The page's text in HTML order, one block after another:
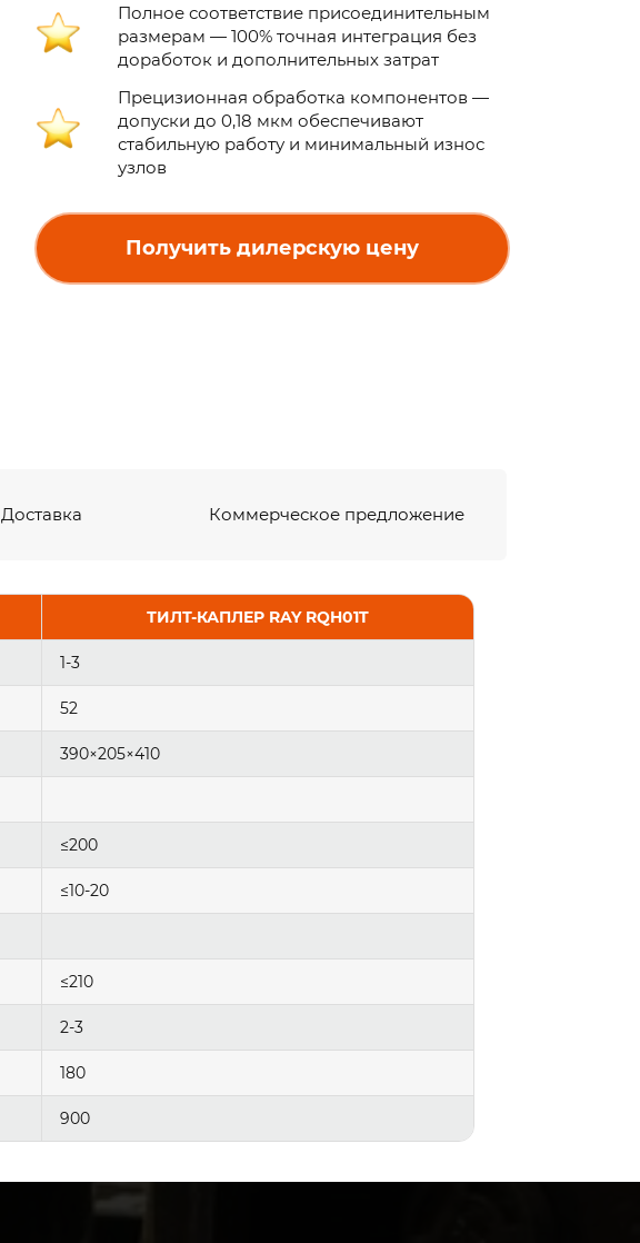
Полное соответствие присоединительным
размерам — 100% точная интеграция без
доработок и дополнительных затрат
Прецизионная обработка компонентов —
допуски до 0,18 мкм обеспечивают
стабильную работу и минимальный износ
узлов
Получить дилерскую цену
Доставка Коммерческое предложение
ТИЛТ-КАПЛЕР RAY RQH01T
1-3
52
390×205×410
≤200
≤10-20
≤210
2-3
180
900